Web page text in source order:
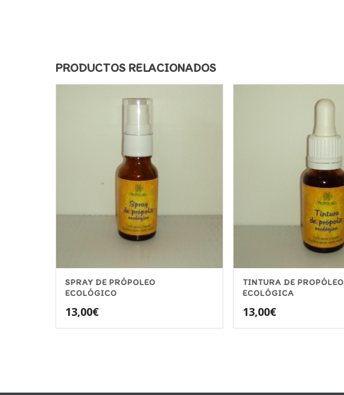
PRODUCTOS RELACIONADOS
SPRAY DE PRÓPOLEO
ECOLÓGICO
13,00€
TINTURA DE PROPÓLEO
ECOLÓGICA
13,00€